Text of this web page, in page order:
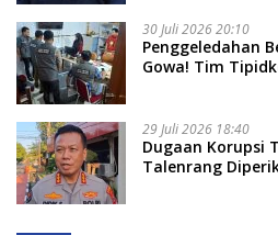
30 Juli 2026 20:10
Penggeledahan
Gowa! Tim
29 Juli 2026 18:40
Dugaan Korupsi
Talenrang